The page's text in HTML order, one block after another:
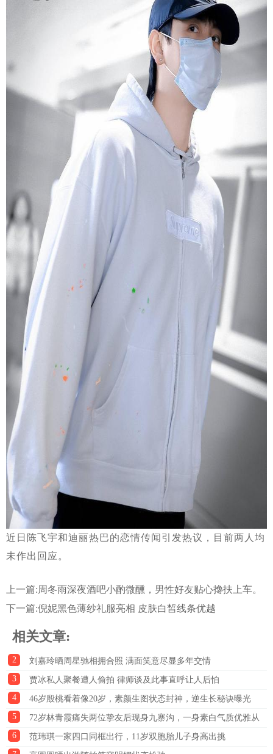
近日陈飞宇和迪丽热巴的恋情传闻引发热议，目前两人均
未作出回应。
上一篇:周冬雨深夜酒吧小酌微醺，男性好友贴心搀扶上车。
下一篇:倪妮黑色薄纱礼服亮相 皮肤白皙线条优越
相关文章:
2
刘嘉玲晒周星驰相拥合照 满面笑意尽显多年交情
3
贾冰私人聚餐遭人偷拍 律师谈及此事直呼让人后怕
4
46岁殷桃看着像20岁，素颜生图状态封神，逆生长秘诀曝光
5
72岁林青霞痛失两位挚友后现身九寨沟，一身素白气质优雅从
容6
范玮琪一家四口同框出行，11岁双胞胎儿子身高出挑